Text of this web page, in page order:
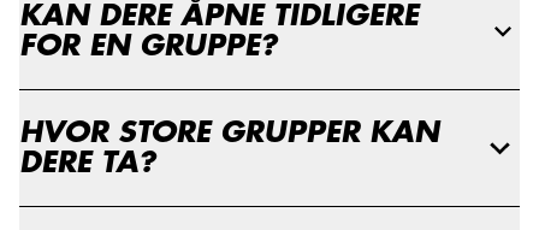
KAN DERE ÅPNE TIDLIGERE
FOR EN GRUPPE?
HVOR STORE GRUPPER KAN
DERE TA?